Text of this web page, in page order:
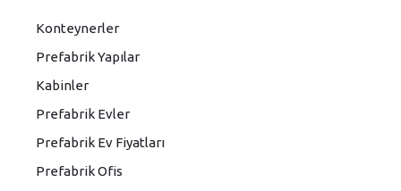
Konteynerler
Prefabrik Yapılar
Kabinler
Prefabrik Evler
Prefabrik Ev Fiyatları
Prefabrik Ofis